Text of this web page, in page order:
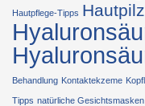
Hautpflege-Tipps
Behandlung Kontaktekzeme
Tipps natürliche Gesichtsmasken